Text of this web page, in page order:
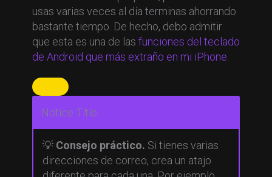
usas varias veces al día terminas ahorrando
bastante tiempo. De hecho, debo admitir
que esta es una de las funciones del teclado
de Android que más extraño en mi iPhone
Notice Title
💡 Consejo práctico. Si tienes varias
direcciones de correo, crea un atajo